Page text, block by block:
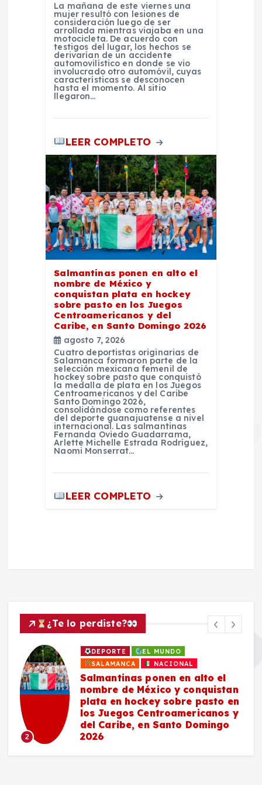
La mañana de este viernes una
mujer resultó con lesiones de
consideración luego de ser
arrollada mientras viajaba en una
motocicleta. De acuerdo con
testigos del lugar, los hechos se
derivarían de un accidente
automovilístico en donde se vio
involucrado otro automóvil, cuyas
características se desconocen
hasta el momento. Al sitio
llegaron…
LEER COMPLETO
Salmantinas ponen en alto el
nombre de México y
conquistan plata en hockey
sobre pasto en los Juegos
Centroamericanos y del
Caribe, en Santo Domingo 2026
agosto 7, 2026
Cuatro deportistas originarias de
Salamanca formaron parte de la
selección mexicana femenil de
hockey sobre pasto que conquistó
la medalla de plata en los Juegos
Centroamericanos y del Caribe
Santo Domingo 2026,
consolidándose como referentes
del deporte guanajuatense a nivel
internacional. Las salmantinas
Fernanda Oviedo Guadarrama,
Arlette Michelle Estrada Rodríguez,
Naomi Monserrat…
LEER COMPLETO
¿Te lo perdiste?
2
DEPORTE
EL MUNDO
SALAMANCA
NACIONAL
Salmantinas ponen en alto el
nombre de México y conquistan
plata en hockey sobre pasto en
los Juegos Centroamericanos y
del Caribe, en Santo Domingo
2026